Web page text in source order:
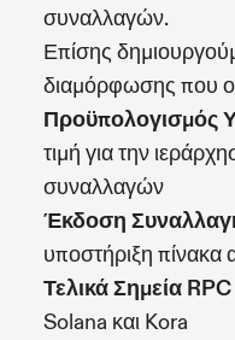
συναλλαγών.
Επίσης
διαμόρφωσης που
Προϋπολογισμός
τιμή για την
συναλλαγών
Έκδοση
υποστήριξη
Τελικά Σημεία RPC
Solana και Kora